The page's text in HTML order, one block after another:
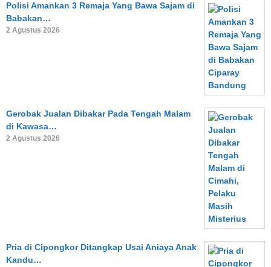
Polisi Amankan 3 Remaja Yang Bawa Sajam di
Babakan…
2 Agustus 2026
Gerobak Jualan Dibakar Pada Tengah Malam
di Kawasa…
2 Agustus 2026
Pria di Cipongkor Ditangkap Usai Aniaya Anak
Kandu…